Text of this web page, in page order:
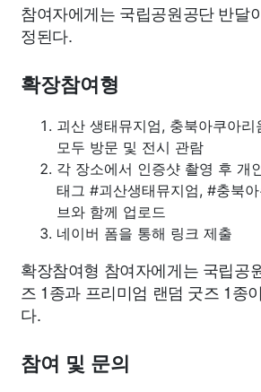
참여자에게는 국립공원공단 반달
정된다.
확장참여형
괴산 생태뮤지엄, 충북아쿠아
모두 방문 및 전시 관람
각 장소에서 인증샷 촬영 후 개
태그 #괴산생태뮤지엄, #충북
브와 함께 업로드
네이버 폼을 통해 링크 제출
확장참여형 참여자에게는 국립공
즈 1종과 프리미엄 랜덤 굿즈 1종
다.
참여 및 문의